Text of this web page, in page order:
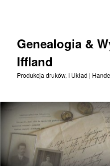
Genealogia &
Iffland
Produkcja druków, I Układ |